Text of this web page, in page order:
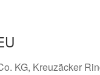
KG, Kreuzäcker